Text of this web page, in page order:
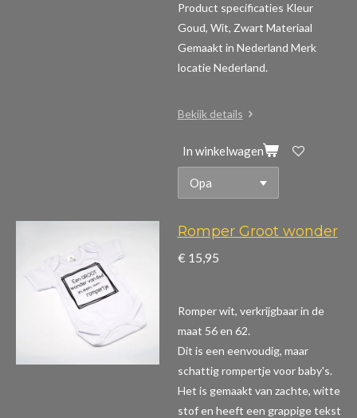
Product specificaties Kleur
Goud, Wit, Zwart Materiaal
Gemaakt in Nederland Merk
locatie Nederland.
Bekijk details
In winkelwagen
Romper Groot wonder
€ 15,95
Romper wit, verkrijgbaar in de
maat 56 en 62.
Dit is een eenvoudig, maar
schattig rompertje voor baby's.
Het is gemaakt van zachte, witte
stof en heeft een grappige tekst